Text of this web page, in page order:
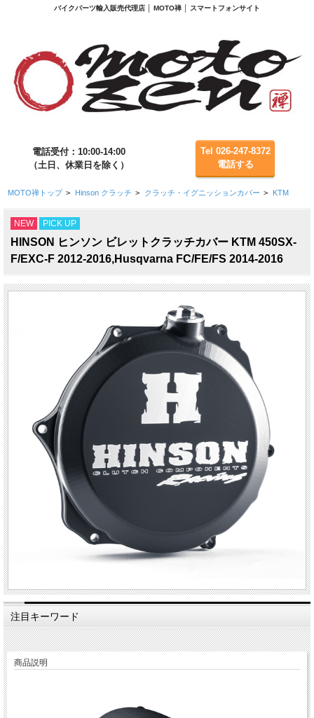
バイクパーツ輸入販売代理店 │ MOTO禅 │ スマートフォンサイト
電話受付：10:00-14:00
（土日、休業日を除く）
Tel 026-247-8372
電話する
MOTO禅トップ > Hinson クラッチ > クラッチ・イグニッションカバー > KTM
NEW PICK UP
HINSON ヒンソン ビレットクラッチカバー KTM 450SX-
F/EXC-F 2012-2016,Husqvarna FC/FE/FS 2014-2016
注目キーワード
商品説明